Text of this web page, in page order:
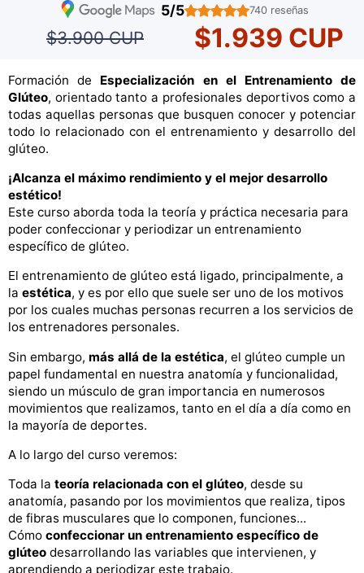
5/5 740 reseñas
$3.900 CUP $1.939 CUP
Formación de Especialización en el Entrenamiento de
Glúteo, orientado tanto a profesionales deportivos como a
todas aquellas personas que busquen conocer y potenciar
todo lo relacionado con el entrenamiento y desarrollo del
glúteo.
¡Alcanza el máximo rendimiento y el mejor desarrollo
estético!
Este curso aborda toda la teoría y práctica necesaria para
poder confeccionar y periodizar un entrenamiento
específico de glúteo.
El entrenamiento de glúteo está ligado, principalmente, a
la estética, y es por ello que suele ser uno de los motivos
por los cuales muchas personas recurren a los servicios de
los entrenadores personales.
Sin embargo, más allá de la estética, el glúteo cumple un
papel fundamental en nuestra anatomía y funcionalidad,
siendo un músculo de gran importancia en numerosos
movimientos que realizamos, tanto en el día a día como en
la mayoría de deportes.
A lo largo del curso veremos:
Toda la teoría relacionada con el glúteo, desde su
anatomía, pasando por los movimientos que realiza, tipos
de fibras musculares que lo componen, funciones...
Cómo confeccionar un entrenamiento específico de
glúteo desarrollando las variables que intervienen, y
aprendiendo a periodizar este trabajo.